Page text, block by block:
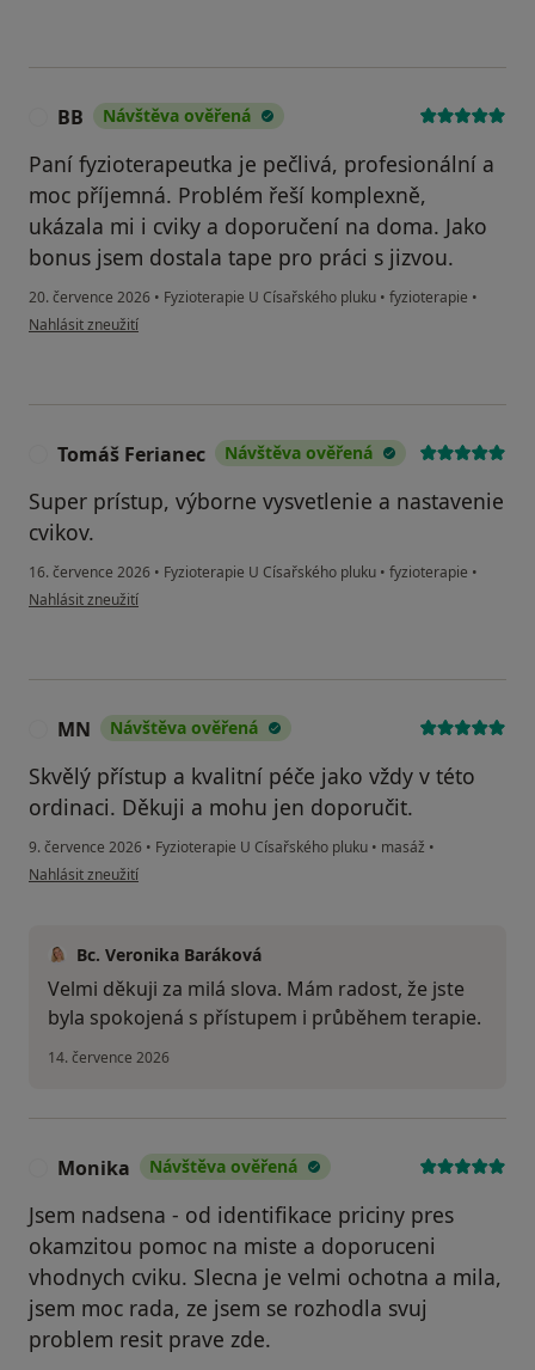
BB Návštěva ověřená
Paní fyzioterapeutka je pečlivá, profesionální a
moc příjemná. Problém řeší komplexně,
ukázala mi i cviky a doporučení na doma. Jako
bonus jsem dostala tape pro práci s jizvou.
20. července 2026 • Fyzioterapie U Císařského pluku • fyzioterapie •
podle názoru uživatele BB
Nahlásit zneužití
Tomáš Ferianec Návštěva ověřená
Super prístup, výborne vysvetlenie a nastavenie
cvikov.
16. července 2026 • Fyzioterapie U Císařského pluku • fyzioterapie •
podle názoru uživatele Tomáš Ferianec
Nahlásit zneužití
MN Návštěva ověřená
Skvělý přístup a kvalitní péče jako vždy v této
ordinaci. Děkuji a mohu jen doporučit.
9. července 2026 • Fyzioterapie U Císařského pluku • masáž •
podle názoru uživatele MN
Nahlásit zneužití
Bc. Veronika Baráková
Velmi děkuji za milá slova. Mám radost, že jste
byla spokojená s přístupem i průběhem terapie.
14. července 2026
Monika Návštěva ověřená
Jsem nadsena - od identifikace priciny pres
okamzitou pomoc na miste a doporuceni
vhodnych cviku. Slecna je velmi ochotna a mila,
jsem moc rada, ze jsem se rozhodla svuj
problem resit prave zde.